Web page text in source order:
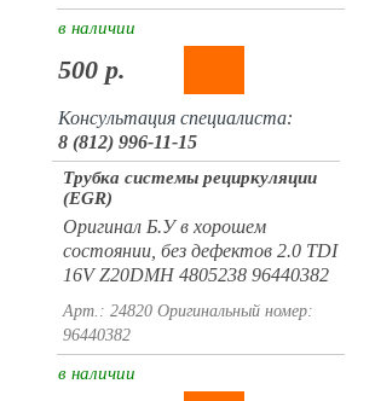
в наличии
500 р.
Консультация специалиста:
8 (812) 996-11-15
Трубка системы рециркуляции
(EGR)
Оригинал Б.У в хорошем
состоянии, без дефектов 2.0 TDI
16V Z20DMH 4805238 96440382
Арт.: 24820 Оригинальный номер:
96440382
в наличии